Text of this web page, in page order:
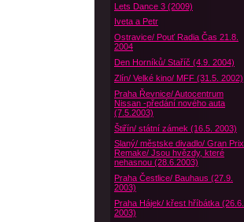
Lets Dance 3 (2009)
Iveta a Petr
Ostravice/ Pouť Radia Čas 21.8.
2004
Den Horníků/ Staříč (4.9. 2004)
Zlín/ Velké kino/ MFF (31.5. 2002)
Praha Řevnice/ Autocentrum
Nissan -předání nového auta
(7.5.2003)
Štiřín/ státní zámek (16.5. 2003)
Slaný/ městske divadlo/ Gran Prix
Remake/ Jsou hvězdy, které
nehasnou (28.6.2003)
Praha Čestlice/ Bauhaus (27.9.
2003)
Praha Hájek/ křest hříbátka (26.6.
2003)